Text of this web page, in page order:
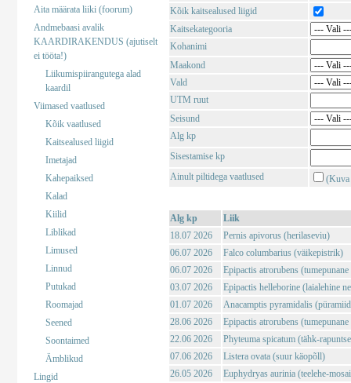
Aita määrata liiki (foorum)
Andmebaasi avalik
KAARDIRAKENDUS (ajutiselt
ei tööta!)
Liikumispiirangutega alad
kaardil
Viimased vaatlused
Kõik vaatlused
Kaitsealused liigid
Imetajad
Kahepaiksed
Kalad
Kiilid
Liblikad
Limused
Linnud
Putukad
Roomajad
Seened
Soontaimed
Ämblikud
Lingid
Kõik kaitsealused liigid
Kaitsekategooria
Kohanimi
Maakond
Vald
UTM ruut
Seisund
Alg kp
Sisestamise kp
Ainult piltidega vaatlused
(Kuva
Alg kp
Liik
18.07 2026
Pernis apivorus (herilaseviu)
06.07 2026
Falco columbarius (väikepistrik)
06.07 2026
Epipactis atrorubens
03.07 2026
Epipactis helleborine (laialehine
01.07 2026
Anacamptis pyramidalis
28.06 2026
Epipactis atrorubens
22.06 2026
Phyteuma spicatum (tähk-
07.06 2026
Listera ovata (suur käopõll)
26.05 2026
Euphydryas aurinia (teelehe-